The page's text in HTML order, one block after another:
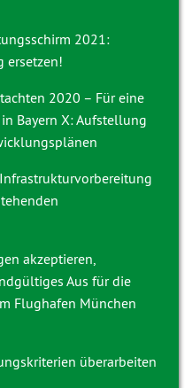
2021:
ersetzen!
2020 – Für eine
Bayern X: Aufstellung
akzeptieren,
Aus für die
Flughafen München
überarbeiten